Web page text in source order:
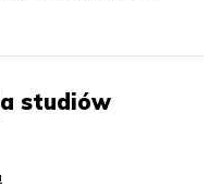
studiów